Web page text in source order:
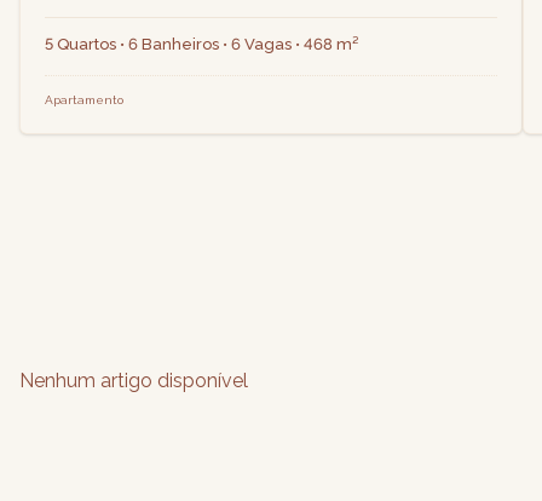
5 Quartos • 6 Banheiros • 6 Vagas • 468 m²
Apartamento
Nenhum artigo disponível